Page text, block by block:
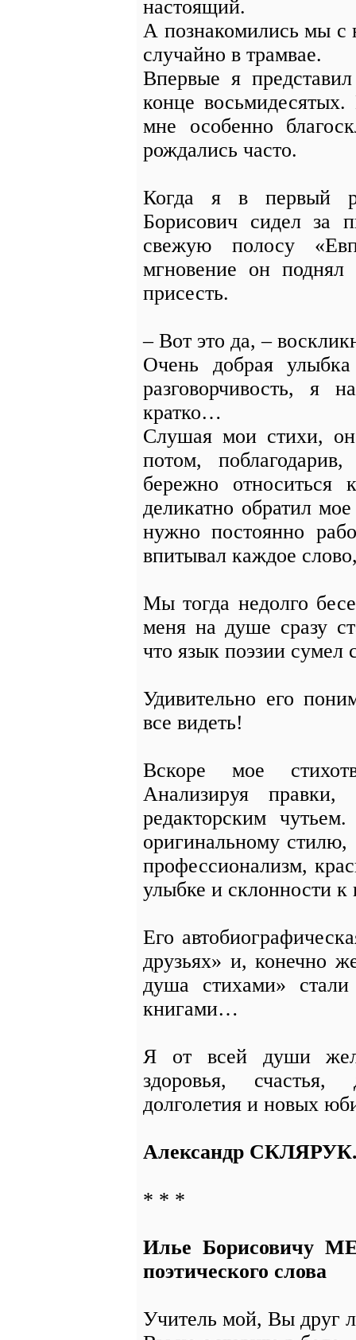
настоящий.
А познакомились мы с
случайно в трамвае.
Впервые я
конце
мне особенно
рождались часто.
Когда я в первый
Борисович сидел за
свежую полосу
мгновение он поднял
присесть.
– Вот это да, –
Очень добрая
разговорчивость, я
кратко…
Слушая мои стихи,
потом,
бережно
деликатно обратил
нужно постоянно
впитывал каждое
Мы тогда недолго
меня на душе сразу
что язык поэзии сумел
Удивительно его
все видеть!
Вскоре мое
Анализируя
редакторским
оригинальному
профессионализм,
улыбке и склонности к
Его
друзьях» и, конечно
душа стихами»
книгами…
Я от всей души
здоровья, счастья,
долголетия и новых
Александр
* * *
Илье Борисовичу
поэтического слова
Учитель мой, Вы друг